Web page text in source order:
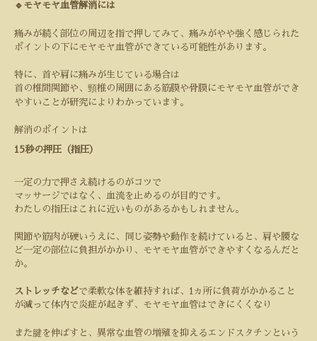
🔹モヤモヤ血管解消には
痛みが続く部位の周辺を指で押してみて、痛みがやや強く感じられた
ポイントの下にモヤモヤ血管ができている可能性があります。
特に、首や肩に痛みが生じている場合は
首の椎間関節や、頸椎の周囲にある筋膜や骨膜にモヤモヤ血管ができ
やすいことが研究によりわかっています。
解消のポイントは
15秒の押圧（指圧）
一定の力で押さえ続けるのがコツで
マッサージではなく、血流を止めるのが目的です。
わたしの指圧はこれに近いものがあるかもしれません。
関節や筋肉が硬いうえに、同じ姿勢や動作を続けていると、肩や腰な
ど一定の部位に負担がかかり、モヤモヤ血管ができやすくなるんだと
か。
ストレッチなどで柔軟な体を維持すれば、 1 ヵ所に負荷がかかること
が減って体内で炎症が起きず、モヤモヤ血管はできにくくなり
また腱を伸ばすと、異常な血管の増殖を抑えるエンドスタチンという